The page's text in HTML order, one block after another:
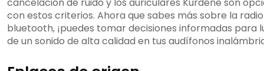
cancelación de ruido y los auriculares Kurdene son
con estos criterios. Ahora que sabes más sobre la
bluetooth, ¡puedes tomar decisiones informadas para
de un sonido de alta calidad en tus audífonos